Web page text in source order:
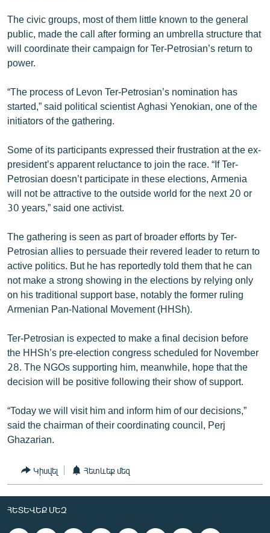
ՄՇԱԿՈՒՅԹ
ՍՊՈՐՏ
ՄԵԿՆԱԲԱՆՈՒԹՅՈՒՆ
ՏՏ ԵՒ ԻՆՏԵՐՆԵՏ
ԿՈՐՈՆԱՎԻՐՈՒՍ
ՏԵՍԱՆՅՈՒԹԵՐ
ԲԱՆԱՎԵՃ
ՁԳՏԵԼՈՎ ԼԱՎԱԳՈՒՅՆԻՆ
Հայերեն
English
Русский
«Ազատության» բոլոր կայքերը
The civic groups, most of them little known to the general
public, made the call after forming an umbrella structure that
will coordinate their campaign for Ter-Petrosian’s return to
power.
“The process of Levon Ter-Petrosian’s nomination has
started,” said political scientist Aghasi Yenokian, one of the
initiators of the gathering.
Some of its participants expressed their frustration at the ex-
president’s apparent reluctance to join the race. “If Ter-
Petrosian doesn’t participate in these elections, Armenia
will not be attractive to the outside world for the next 20 or
30 years,” said one activist.
The gathering is seen as part of broader efforts by Ter-
Petrosian allies to persuade their revered leader to return to
active politics. But he has reportedly told them that he can
not make a strong showing in the elections by relying only
on his traditional support base, notably the former ruling
Armenian Pan-National Movement (HHSh).
Ter-Petrosian is expected to make a final decision before
the HHSh’s pre-election congress scheduled for November
28. The NGOs supporting him, meanwhile, hope that the
decision will be positive following their show of support.
“Today we will visit him and inform him of our decisions,”
said the chairman of their coordinating council, Perj
Ghazarian.
Կիսվել Հետևեք մեզ
ՀԵՏԵՎԵՔ ՄԵԶ